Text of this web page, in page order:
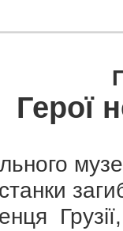
Герої